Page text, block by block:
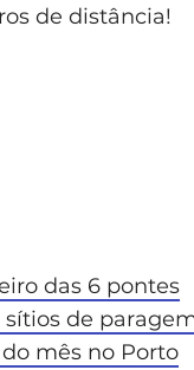
de distância!
das 6 pontes
de
mês no Porto